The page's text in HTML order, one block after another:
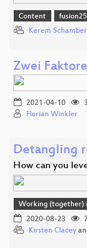
Content
Kerem
Zwei
2021-04-10
Florian Winkler
Detangling
How can you
Working (together)
2020-08-23
Kirsten Clacey